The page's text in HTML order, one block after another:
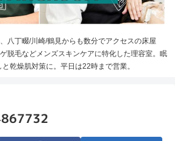
八丁畷/川崎/鶴見からも数分でアクセスの床屋
脱毛などメンズスキンケアに特化した理容室。眠
乾燥肌対策に。平日は22時まで営業。